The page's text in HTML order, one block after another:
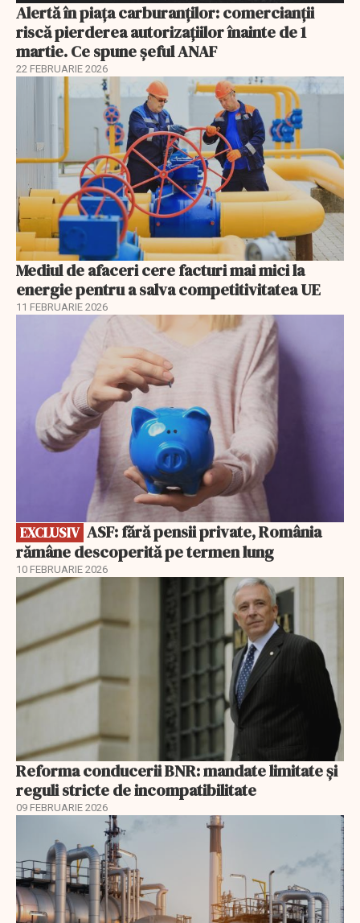
Alertă în piața carburanților: comercianții
riscă pierderea autorizațiilor înainte de 1
martie. Ce spune șeful ANAF
22 FEBRUARIE 2026
Mediul de afaceri cere facturi mai mici la
energie pentru a salva competitivitatea UE
11 FEBRUARIE 2026
EXCLUSIV
rămâne descoperită pe termen lung
10 FEBRUARIE 2026
Reforma conducerii BNR: mandate limitate și
reguli stricte de incompatibilitate
09 FEBRUARIE 2026